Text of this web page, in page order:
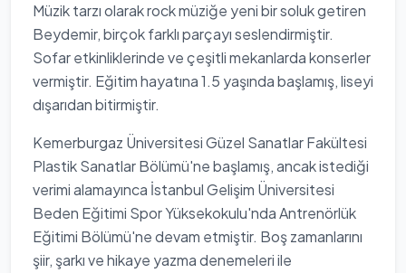
Müzik tarzı olarak rock müziğe yeni bir soluk getiren
Beydemir, birçok farklı parçayı seslendirmiştir.
Sofar etkinliklerinde ve çeşitli mekanlarda konserler
vermiştir. Eğitim hayatına 1.5 yaşında başlamış, liseyi
dışarıdan bitirmiştir.
Kemerburgaz Üniversitesi Güzel Sanatlar Fakültesi
Plastik Sanatlar Bölümü'ne başlamış, ancak istediği
verimi alamayınca İstanbul Gelişim Üniversitesi
Beden Eğitimi Spor Yüksekokulu'nda Antrenörlük
Eğitimi Bölümü'ne devam etmiştir. Boş zamanlarını
şiir, şarkı ve hikaye yazma denemeleri ile